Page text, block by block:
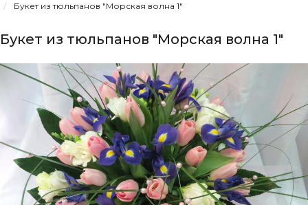
Букет из тюльпанов "Морская волна 1"
Букет из тюльпанов "Морская волна 1"